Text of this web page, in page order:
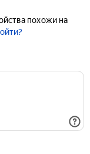
похожи на